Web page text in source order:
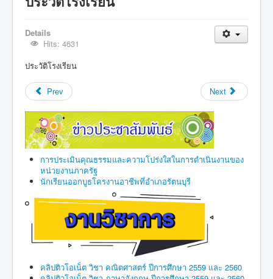
Details
Hits: 4631
ประวัติโรงเรียน
Prev Next
การประเมินคุณธรรมและความโปร่งใสในการดำเนินงานของ
หน่วยงานภาครัฐ
นักเรียนออกบูธโครงานอาชีพที่อำเภอรัตนบุรี
คลิปติวโอเน็ต วิชา คณิตศาสตร์ ปีการศึกษา 2559 และ 2560